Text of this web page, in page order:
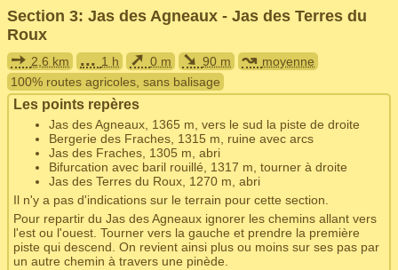
Section 3: Jas des Agneaux - Jas des Terres du
Roux
➙ 2,6 km ... 1 h ➚ 0 m ➘ 90 m ↝ moyenne
100% routes agricoles, sans balisage
Les points repères
Jas des Agneaux, 1365 m, vers le sud la piste de droite
Bergerie des Fraches, 1315 m, ruine avec arcs
Jas des Fraches, 1305 m, abri
Bifurcation avec baril rouillé, 1317 m, tourner à droite
Jas des Terres du Roux, 1270 m, abri
Il n'y a pas d'indications sur le terrain pour cette section.
Pour repartir du Jas des Agneaux ignorer les chemins allant vers
l'est ou l'ouest. Tourner vers la gauche et prendre la première
piste qui descend. On revient ainsi plus ou moins sur ses pas par
un autre chemin à travers une pinède.